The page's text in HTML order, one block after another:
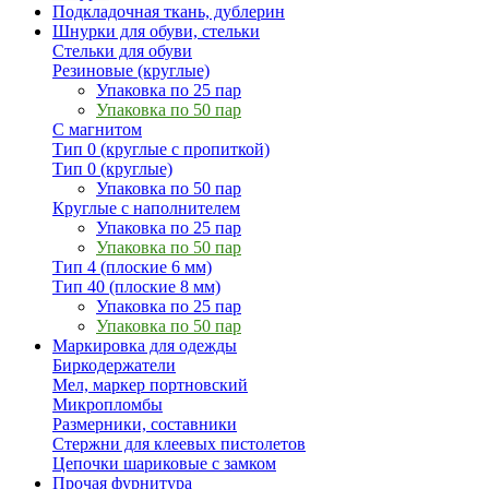
Подкладочная ткань, дублерин
Шнурки для обуви, стельки
Стельки для обуви
Резиновые (круглые)
Упаковка по 25 пар
Упаковка по 50 пар
С магнитом
Тип 0 (круглые с пропиткой)
Тип 0 (круглые)
Упаковка по 50 пар
Круглые с наполнителем
Упаковка по 25 пар
Упаковка по 50 пар
Тип 4 (плоские 6 мм)
Тип 40 (плоские 8 мм)
Упаковка по 25 пар
Упаковка по 50 пар
Маркировка для одежды
Биркодержатели
Мел, маркер портновский
Микропломбы
Размерники, составники
Стержни для клеевых пистолетов
Цепочки шариковые с замком
Прочая фурнитура